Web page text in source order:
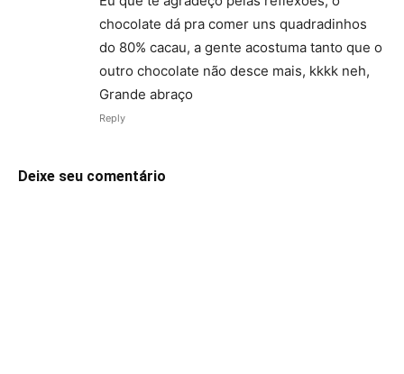
chocolate dá pra comer uns quadradinhos
do 80% cacau, a gente acostuma tanto que o
outro chocolate não desce mais, kkkk neh,
Grande abraço
Reply
Deixe seu comentário